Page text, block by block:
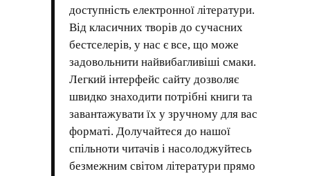
доступність електронної літератури.
Від класичних творів до сучасних
бестселерів, у нас є все, що може
задовольнити найвибагливіші смаки.
Легкий інтерфейс сайту дозволяє
швидко знаходити потрібні книги та
завантажувати їх у зручному для вас
форматі. Долучайтеся до нашої
спільноти читачів і насолоджуйтесь
безмежним світом літератури прямо